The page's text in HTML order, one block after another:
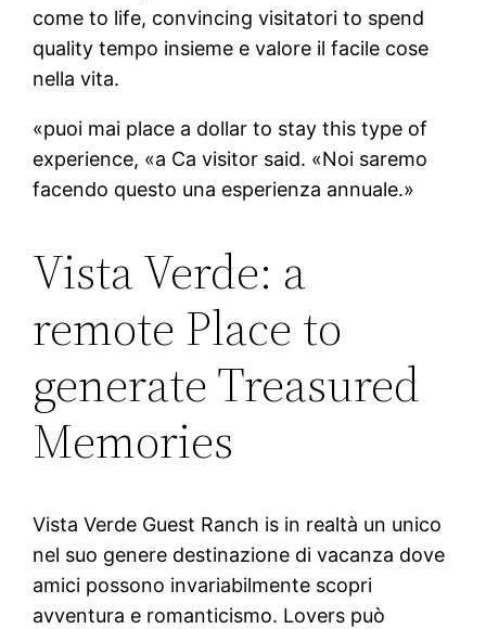
come to life, convincing visitatori to spend
quality tempo insieme e valore il facile cose
nella vita.
«puoi mai place a dollar to stay this type of
experience, «a Ca visitor said. «Noi saremo
facendo questo una esperienza annuale.»
Vista Verde: a
remote Place to
generate Treasured
Memories
Vista Verde Guest Ranch is in realtà un unico
nel suo genere destinazione di vacanza dove
amici possono invariabilmente scopri
avventura e romanticismo. Lovers può